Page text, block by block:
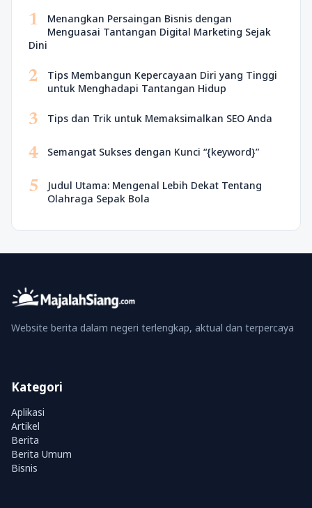
1
Menangkan Persaingan Bisnis dengan
Menguasai Tantangan Digital Marketing Sejak
Dini
2
Tips Membangun Kepercayaan Diri yang Tinggi
untuk Menghadapi Tantangan Hidup
3 Tips dan Trik untuk Memaksimalkan SEO Anda
4 Semangat Sukses dengan Kunci “{keyword}”
5
Judul Utama: Mengenal Lebih Dekat Tentang
Olahraga Sepak Bola
Website berita dalam negeri terlengkap, aktual dan terpercaya
Kategori
Aplikasi
Artikel
Berita
Berita Umum
Bisnis